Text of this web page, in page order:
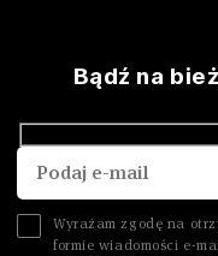
Bądź na
Wyrażam zgodę na
formie wiadomości e-